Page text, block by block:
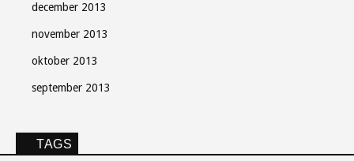
december 2013
november 2013
oktober 2013
september 2013
TAGS